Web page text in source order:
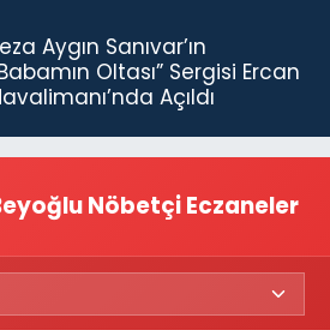
Aygın Sanıvar’ın
Oltası” Sergisi Ercan
Açıldı
Nöbetçi Eczaneler